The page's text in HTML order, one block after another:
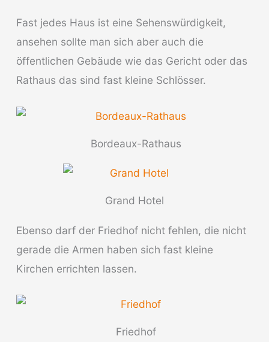
Fast jedes Haus ist eine Sehenswürdigkeit,
ansehen sollte man sich aber auch die
öffentlichen Gebäude wie das Gericht oder das
Rathaus das sind fast kleine Schlösser.
Bordeaux-Rathaus
Grand Hotel
Ebenso darf der Friedhof nicht fehlen, die nicht
gerade die Armen haben sich fast kleine
Kirchen errichten lassen.
Friedhof